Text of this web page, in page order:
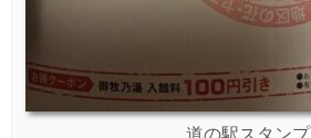
道の駅スタンプ